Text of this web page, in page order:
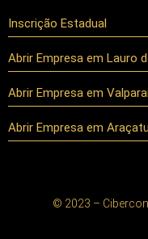
Inscrição Estadual
Abrir Empresa em Lauro
Abrir Empresa em
Abrir Empresa em
© 2023 –